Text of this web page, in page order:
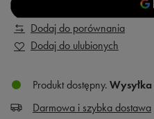
Dodaj do porównania
Dodaj do ulubionych
Produkt dostępny Wysyłka
Darmowa i szybka dostawa